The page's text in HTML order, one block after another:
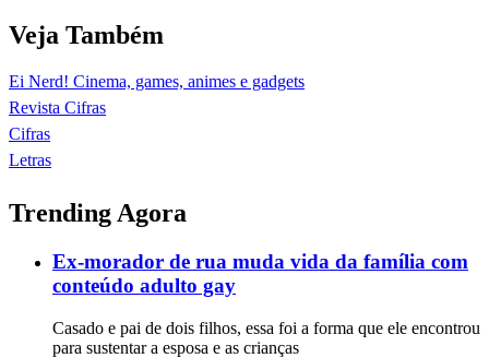
Veja Também
Ei Nerd! Cinema, games, animes e gadgets
Revista Cifras
Cifras
Letras
Trending Agora
Ex-morador de rua muda vida da família com
conteúdo adulto gay
Casado e pai de dois filhos, essa foi a forma que ele encontrou
para sustentar a esposa e as crianças